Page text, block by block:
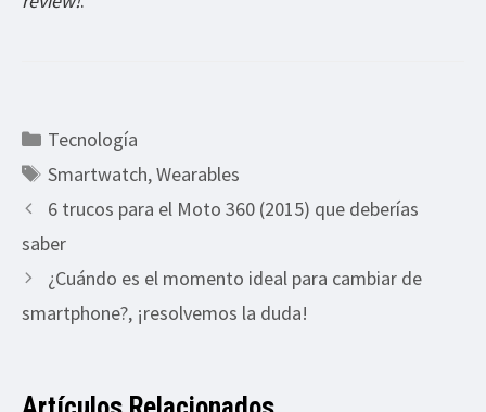
Categorías
Tecnología
Etiquetas
Smartwatch,Wearables
6 trucos para el Moto 360 (2015) que deberías
saber
¿Cuándo es el momento ideal para cambiar de
smartphone?, ¡resolvemos la duda!